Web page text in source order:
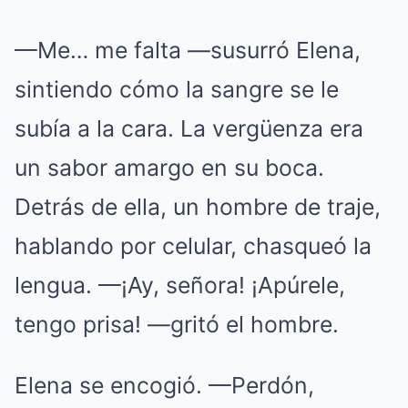
—Me… me falta —susurró Elena,
sintiendo cómo la sangre se le
subía a la cara. La vergüenza era
un sabor amargo en su boca.
Detrás de ella, un hombre de traje,
hablando por celular, chasqueó la
lengua. —¡Ay, señora! ¡Apúrele,
tengo prisa! —gritó el hombre.
Elena se encogió. —Perdón,